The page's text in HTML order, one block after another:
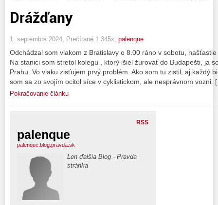
Drážďany
1. septembra 2024, Prečítané 1 345x, palenque
Odchádzal som vlakom z Bratislavy o 8.00 ráno v sobotu,
Na stanici som stretol kolegu , ktorý išiel žúrovať do Budapešti, ja
Prahu. Vo vlaku zisťujem prvý problém. Ako som tu zistil, aj každý
som sa zo svojím ocitol síce v cyklistickom, ale nesprávnom vozni.
Pokračovanie článku
RSS
palenque
palenque.blog.pravda.sk
Len ďalšia Blog - Pravda
stránka